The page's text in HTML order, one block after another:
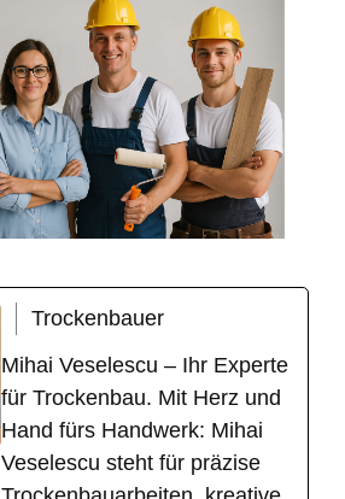
Trockenbauer
Mihai Veselescu – Ihr Experte
für Trockenbau. Mit Herz und
Hand fürs Handwerk: Mihai
Veselescu steht für präzise